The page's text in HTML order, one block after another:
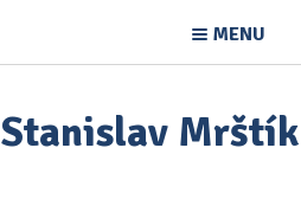
MENU
Stanislav Mrštík